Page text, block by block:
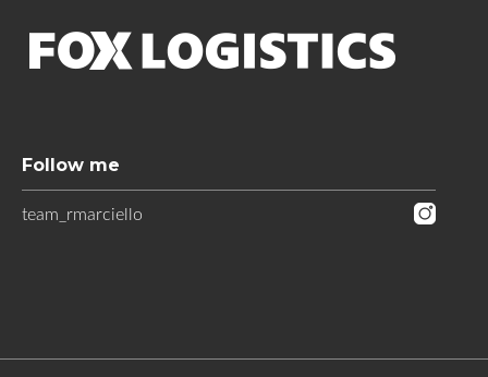
Follow me
team_rmarciello